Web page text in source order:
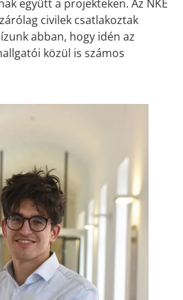
együtt a projekteken. Az NKE
civilek csatlakoztak
abban, hogy idén az
közül is számos